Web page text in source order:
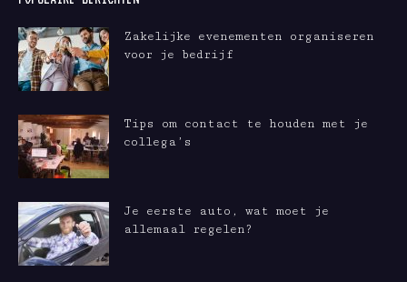
Zakelijke evenementen organiseren
voor je bedrijf
Tips om contact te houden met je
collega’s
Je eerste auto, wat moet je
allemaal regelen?